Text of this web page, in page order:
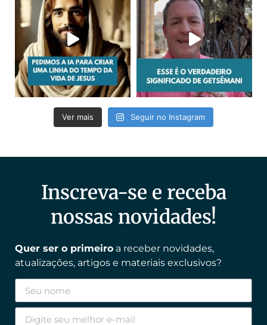
Ver mais Seguir no Instagram
Inscreva-se e receba
nossas novidades!
Quer ser o primeiro a receber novidades,
atualizações, artigos e materiais exclusivos?